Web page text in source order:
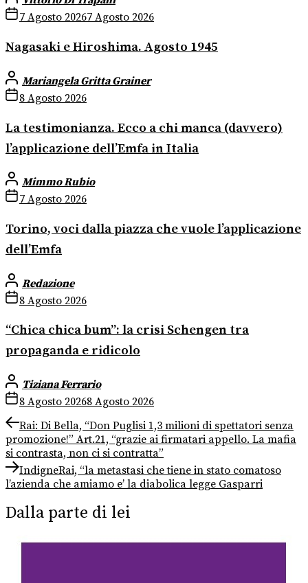
7 Agosto 20267 Agosto 2026
Nagasaki e Hiroshima. Agosto 1945
Mariangela Gritta Grainer
8 Agosto 2026
La testimonianza. Ecco a chi manca (davvero)
l’applicazione dell’Emfa in Italia
Mimmo Rubio
7 Agosto 2026
Torino, voci dalla piazza che vuole l’applicazione
dell’Emfa
Redazione
8 Agosto 2026
“Chica chica bum”: la crisi Schengen tra
propaganda e ridicolo
Tiziana Ferrario
8 Agosto 20268 Agosto 2026
Navigazione
articoli
Previous
post:
Rai: Di Bella, “Don Puglisi 1,3 milioni di spettatori senza
promozione!” Art.21, “grazie ai firmatari appello. La mafia
si contrasta, non ci si contratta”
Next
post:
IndigneRai, “la metastasi che tiene in stato comatoso
l’azienda che amiamo e’ la diabolica legge Gasparri
Dalla parte di lei